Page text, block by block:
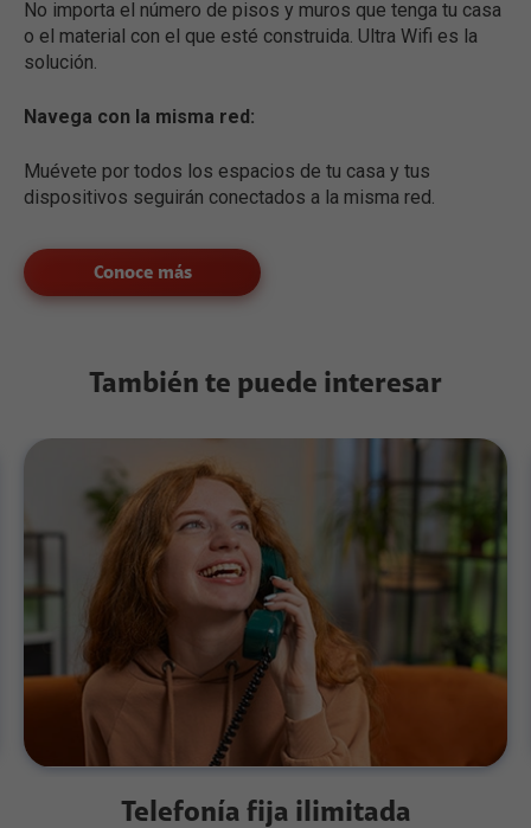
No importa el número de pisos y muros que tenga tu casa
o el material con el que esté construida. Ultra Wifi es la
solución.
Navega con la misma red:
Muévete por todos los espacios de tu casa y tus
dispositivos seguirán conectados a la misma red.
Conoce más
También te puede interesar
Telefonía fija ilimitada